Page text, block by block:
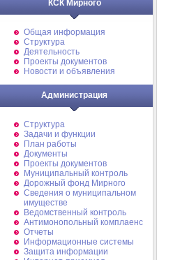
КСК Мирного
Общая информация
Структура
Деятельность
Проекты документов
Новости и объявления
Администрация
Структура
Задачи и функции
План работы
Документы
Проекты документов
Муниципальный контроль
Дорожный фонд Мирного
Cведения о муниципальном
имуществе
Ведомственный контроль
Антимонопольный комплаенс
Отчеты
Информационные системы
Защита информации